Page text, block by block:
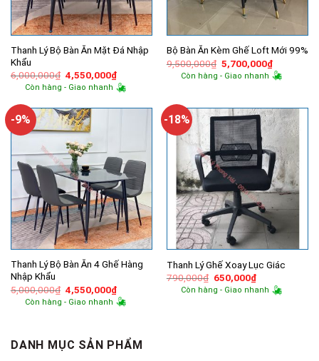
Thanh Lý Bộ Bàn Ăn Mặt Đá Nhập
Khẩu
6,000,000₫ Giá
gốc
là:
4,550,000₫Giá
hiện
tại
4,550,000₫.
Còn hàng - Giao nhanh
Bộ Bàn Ăn Kèm Ghế Loft Mới 99%
9,500,000₫ Giá
gốc
là:
5,700,000₫Giá
hiện
tại
Còn hàng - Giao nhanh
-9%
Thanh Lý Bộ Bàn Ăn 4 Ghế Hàng
Nhập Khẩu
5,000,000₫ Giá
gốc
là:
4,550,000₫Giá
hiện
tại
Còn hàng - Giao nhanh
-18%
Thanh Lý Ghế Xoay Lục Giác
790,000₫ Giá
gốc
là:
650,000₫Giá
hiện
tại
Còn hàng - Giao nhanh
DANH MỤC SẢN PHẨM